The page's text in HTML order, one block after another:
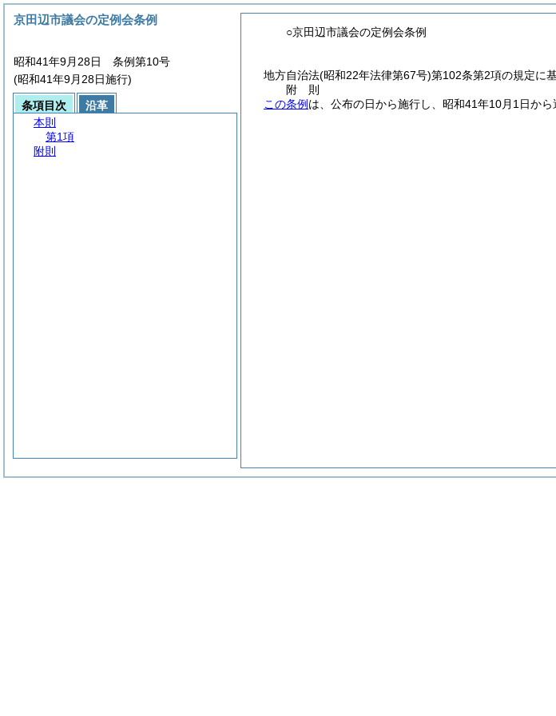
○京田辺市議会の定例会条例
地方自治法(昭和22年法律第67号)第102条第2項の規定に
附 則
この条例 は、公布の日から施行し、昭和41年10月1日から
京田辺市議会の定例会条例
昭和41年9月28日 条例第10号
(昭和41年9月28日施行)
条項目次
沿革
本則
第1項
附則